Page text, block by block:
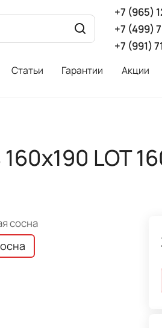
+7 (965)
+7 (499)
+7 (991)
Статьи Гарантии Акции
LOT
сосна